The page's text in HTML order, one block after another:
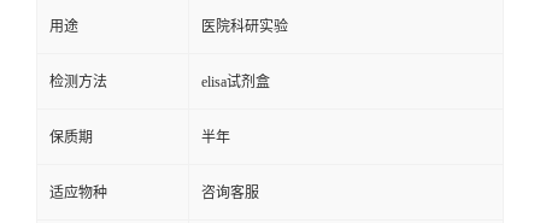
用途 医院科研实验
检测方法 elisa试剂盒
保质期 半年
适应物种 咨询客服